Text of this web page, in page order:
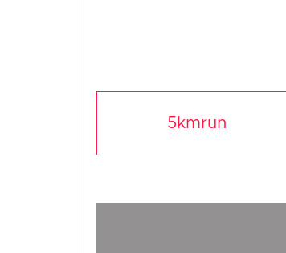
5kmrun